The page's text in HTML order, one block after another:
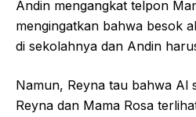
Andin mengangkat telpon
mengingatkan bahwa besok
di sekolahnya dan Andin
Namun, Reyna tau bahwa Al
Reyna dan Mama Rosa